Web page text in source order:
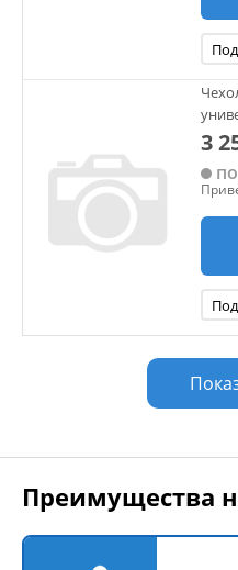
3
Преимущества